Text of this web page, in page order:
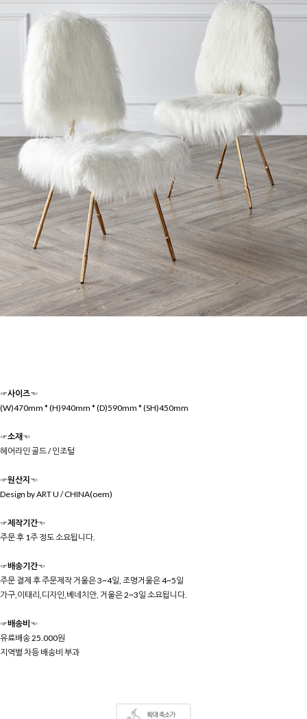
☞사이즈☜
(W)470mm * (H)940mm * (D)590mm * (SH)450mm
☞소재☜
헤어라인 골드 / 인조털
☞원산지☜
Design by ART U / CHINA(oem)
☞제작기간☜
주문 후 1주 정도 소요됩니다.
☞배송기간☜
주문 결제 후 주문제작 거울은 3~4일, 조명거울은 4~5일
가구,이태리,디자인,베네치안, 거울은 2~3일 소요됩니다.
☞배송비☜
유료배송 25.000원
지역별 차등 배송비 부과